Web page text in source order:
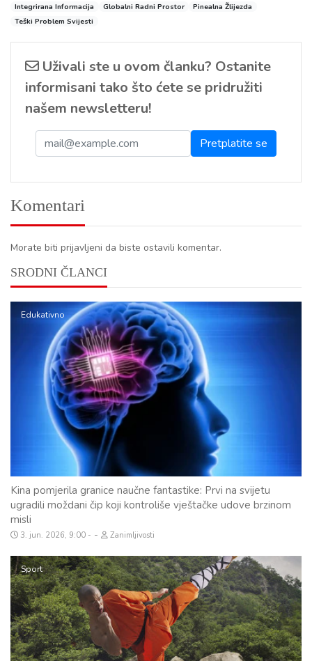
Integrirana Informacija
Globalni Radni Prostor
Pinealna Žlijezda
Teški Problem Svijesti
Uživali ste u ovom članku? Ostanite
informisani tako što ćete se pridružiti
našem newsletteru!
Komentari
Morate biti prijavljeni da biste ostavili komentar.
SRODNI ČLANCI
Edukativno
Kina pomjerila granice naučne fantastike: Prvi na svijetu
ugradili moždani čip koji kontroliše vještačke udove brzinom
misli
3. jun. 2026, 9:00 - Zanimljivosti
Sport